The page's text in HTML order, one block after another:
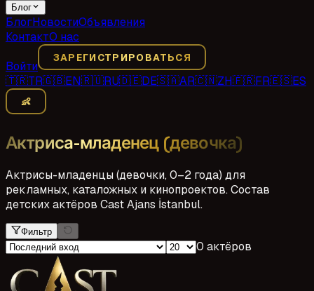
Блог
БлогНовостиОбъявления
КонтактО нас
Войти
ЗАРЕГИСТРИРОВАТЬСЯ
🇹🇷TR🇬🇧EN🇷🇺RU🇩🇪DE🇸🇦AR🇨🇳ZH🇫🇷FR🇪🇸ES
👶
Актриса-младенец (девочка)
Актрисы-младенцы (девочки, 0–2 года) для
рекламных, каталожных и кинопроектов. Состав
детских актёров Cast Ajans İstanbul.
Фильтр
0 актёров